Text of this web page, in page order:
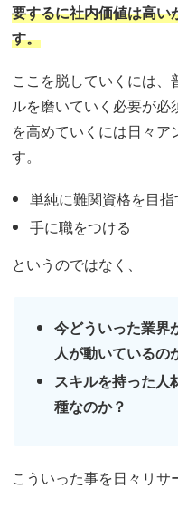
要するに社内価値は高
す。
ここを脱していくには
ルを磨いていく必要が
を高めていくには日々ア
す。
単純に難関資格を目指
手に職をつける
というのではなく、
今どういった業界
人が動いているの
スキルを持った人
種なのか？
こういった事を日々リサ